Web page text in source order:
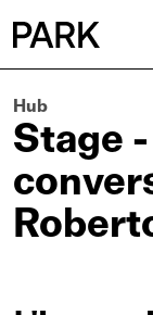
Progetti
Plus
Hub
News
Hub
Stage